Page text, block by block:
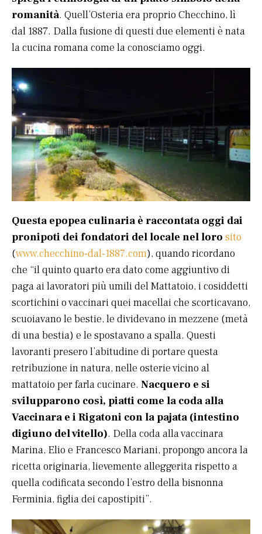
romanità. Quell’Osteria era proprio Checchino, lì
dal 1887. Dalla fusione di questi due elementi è nata
la cucina romana come la conosciamo oggi.
Questa epopea culinaria è raccontata oggi dai
pronipoti dei fondatori del locale nel loro sito
(www.checchino-dal-1887.com), quando ricordano
che “il quinto quarto era dato come aggiuntivo di
paga ai lavoratori più umili del Mattatoio, i cosiddetti
scortichini o vaccinari quei macellai che scorticavano,
scuoiavano le bestie, le dividevano in mezzene (metà
di una bestia) e le spostavano a spalla. Questi
lavoranti presero l’abitudine di portare questa
retribuzione in natura, nelle osterie vicino al
mattatoio per farla cucinare. Nacquero e si
svilupparono così, piatti come la coda alla
Vaccinara e i Rigatoni con la pajata (intestino
digiuno del vitello). Della coda alla vaccinara
Marina, Elio e Francesco Mariani, propongo ancora la
ricetta originaria, lievemente alleggerita rispetto a
quella codificata secondo l’estro della bisnonna
Ferminia, figlia dei capostipiti”.